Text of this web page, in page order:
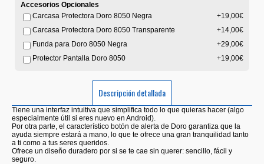
Accesorios Opcionales
Carcasa Protectora Doro 8050 Negra
+19,00€
Carcasa Protectora Doro 8050 Transparente
+14,00€
Funda para Doro 8050 Negra
+29,00€
Protector Pantalla Doro 8050
+19,00€
Descripción detallada
Tiene una interfaz intuitiva que simplifica todo lo que quieras hacer (algo
especialmente útil si eres nuevo en Android).
Por otra parte, el característico botón de alerta de Doro garantiza que la
ayuda siempre estará a mano, lo que te ofrece una gran tranquilidad tanto
a ti como a tus seres queridos.
Ofrece un diseño duradero por si se te cae sin querer: sencillo, fácil y
seguro.